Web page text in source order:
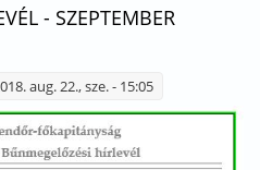
- SZEPTEMBER
aug. 22., sze. - 15:05